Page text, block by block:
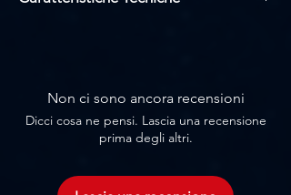
Nominal impedance 8 ohm
Max SPL 131 dB (E DIN EN 60268-
21:2018-04)
Sensibilità 1W/1m 99 dB (100 Hz - 10
Non ci sono ancora recensioni
Dicci cosa ne pensi. Lascia una recensione
prima degli altri.